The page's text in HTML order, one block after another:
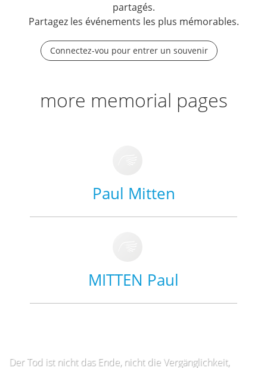
partagés.
Partagez les événements les plus mémorables.
Connectez-vou pour entrer un souvenir
more memorial pages
Paul Mitten
MITTEN Paul
Der Tod ist nicht das Ende, nicht die Vergänglichkeit,